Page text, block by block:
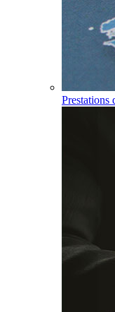
Prestations